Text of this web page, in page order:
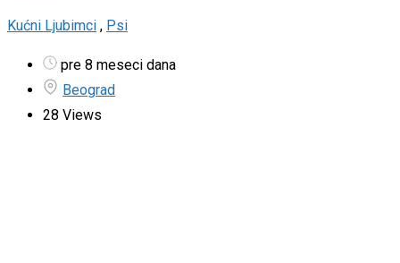
Kućni Ljubimci , Psi
pre 8 meseci dana
Beograd
28 Views